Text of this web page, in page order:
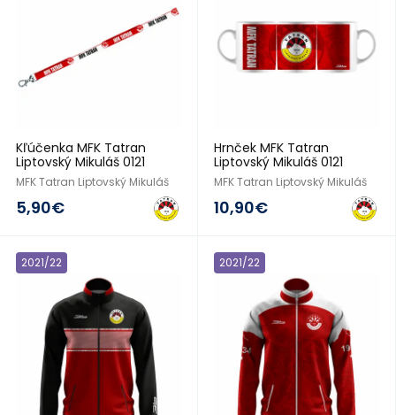
Kľúčenka MFK Tatran
Liptovský Mikuláš 0121
MFK Tatran Liptovský Mikuláš
5,90€
Hrnček MFK Tatran
Liptovský Mikuláš 0121
MFK Tatran Liptovský Mikuláš
10,90€
2021/22 2021/22